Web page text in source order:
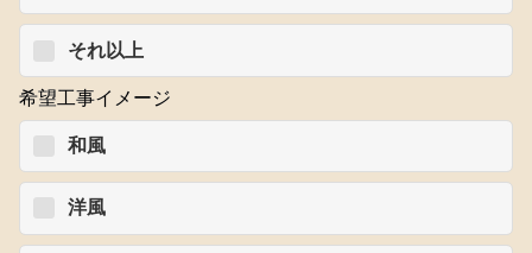
それ以上
希望工事イメージ
和風
洋風